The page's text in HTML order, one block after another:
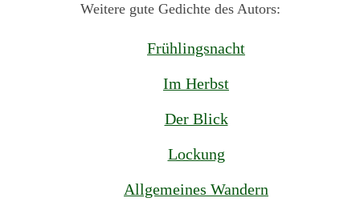
Weitere gute Gedichte des Autors:
Frühlingsnacht
Im Herbst
Der Blick
Lockung
Allgemeines Wandern